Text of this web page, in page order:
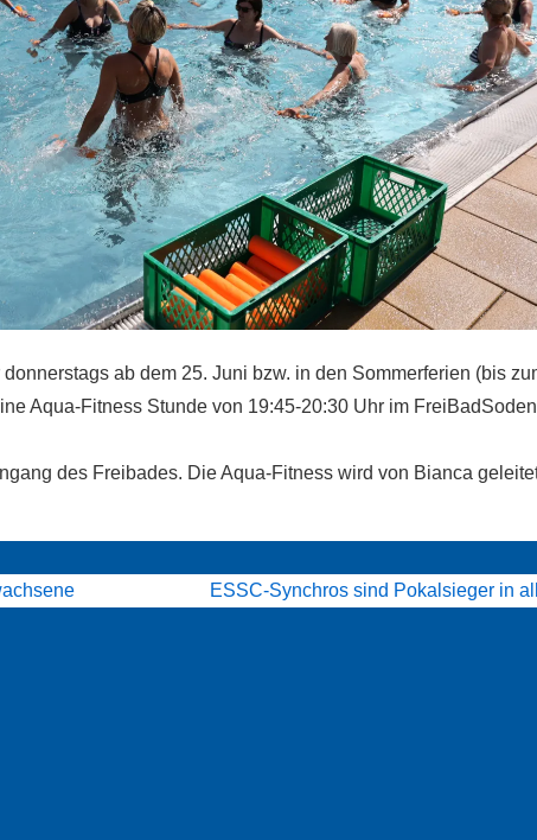
ab dem 25. Juni bzw. in den Sommerferien (bis
Aqua-Fitness Stunde von 19:45-20:30 Uhr im
des Freibades. Die Aqua-Fitness wird von Bianca
Nächster
ESSC-Synchros sind Pokalsieger in